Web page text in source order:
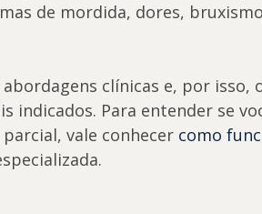
de mordida, dores,
clínicas e, por isso,
indicados. Para entender se
vale conhecer como